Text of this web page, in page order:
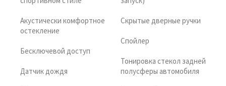
Акустически комфортное
остекление
Бесключевой доступ
Датчик дождя
Скрытые дверные ручки
Спойлер
Тонировка стекол задней
полусферы автомобиля